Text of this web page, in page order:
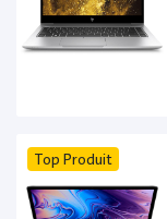
Top Produit